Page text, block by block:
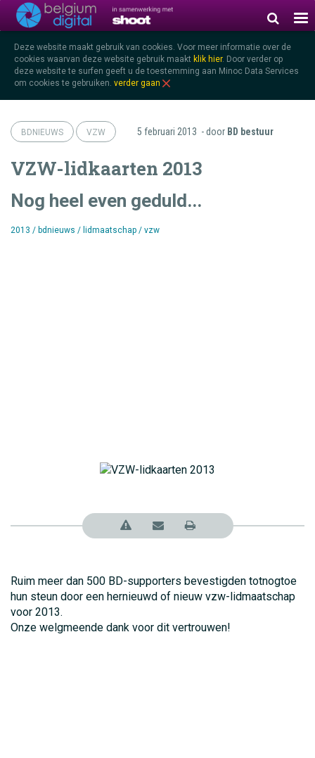
Deze website maakt gebruik van cookies. Voor meer informatie over de
cookies waarvan deze website gebruik maakt klik hier. Door verder op
deze website te surfen geeft u de toestemming aan Minoc Data Services
om cookies te gebruiken. verder gaan
BDNIEUWS VZW 5 februari 2013 - door BD bestuur
VZW-lidkaarten 2013
Nog heel even geduld...
2013 / bdnieuws / lidmaatschap / vzw
Ruim meer dan 500 BD-supporters bevestigden totnogtoe
hun steun door een hernieuwd of nieuw vzw-lidmaatschap
voor 2013.
Onze welgmeende dank voor dit vertrouwen!